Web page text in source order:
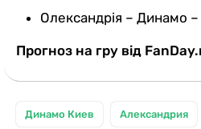
Олександрія – Динамо –
Прогноз на гру від
Динамо Киев Александрия